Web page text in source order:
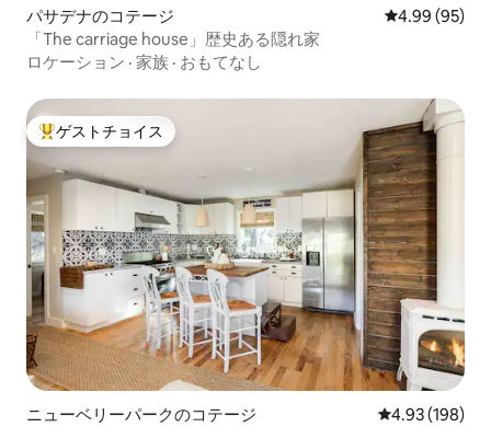
パサデナのコテージ レビュー95
4.99 (95)
「The carriage house」歴史ある隠れ家
ロケーション · 家族 · おもてなし
大好評のゲストチョイスです。
ゲストチョイス
ニューベリーパークのコテージ レビュー198
4.93 (198)